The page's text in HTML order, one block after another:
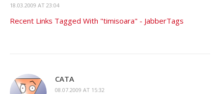
18.03.2009 AT 23:04
Recent Links Tagged With "timisoara" - JabberTags
CATA
08.07.2009 AT 15:32